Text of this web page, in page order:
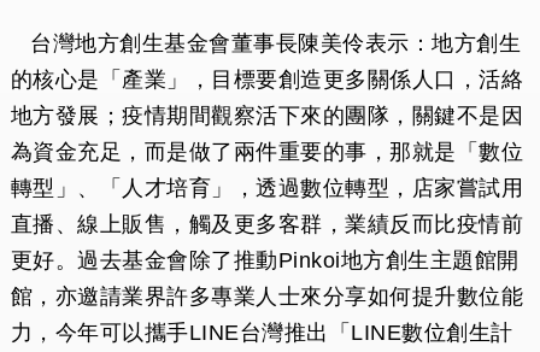
台灣地方創生基金會董事長陳美伶表示：地方創生
的核心是「產業」，目標要創造更多關係人口，活絡
地方發展；疫情期間觀察活下來的團隊，關鍵不是因
為資金充足，而是做了兩件重要的事，那就是「數位
轉型」、「人才培育」，透過數位轉型，店家嘗試用
直播、線上販售，觸及更多客群，業績反而比疫情前
更好。過去基金會除了推動Pinkoi地方創生主題館開
館，亦邀請業界許多專業人士來分享如何提升數位能
力，今年可以攜手LINE台灣推出「LINE數位創生計